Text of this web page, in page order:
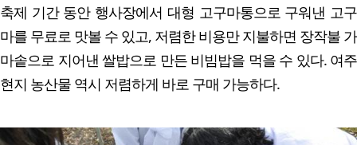
축제 기간 동안 행사장에서 대형 고구마통으로 구워낸 고구
마를 무료로 맛볼 수 있고, 저렴한 비용만 지불하면 장작불 가
마솥으로 지어낸 쌀밥으로 만든 비빔밥을 먹을 수 있다. 여주
현지 농산물 역시 저렴하게 바로 구매 가능하다.